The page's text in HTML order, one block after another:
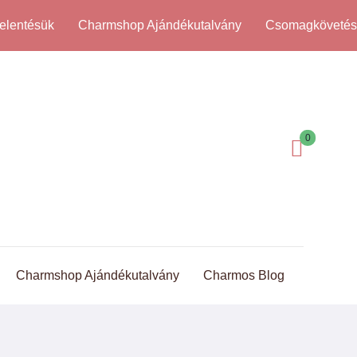
Charmshop Ajándékutalvány Csomagkövetés
0
Charmshop Ajándékutalvány Charmos Blog